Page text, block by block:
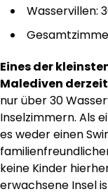
Wasservillen:
Eines der
Malediven
nur über 30
Inselzimmern. Als
es weder einen
keine Kinder
erwachsene Insel